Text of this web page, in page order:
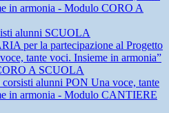
in armonia - Modulo CORO A
alunni SCUOLA
per la partecipazione al Progetto
tante voci. Insieme in armonia”
A SCUOLA
corsisti alunni PON Una voce, tante
in armonia - Modulo CANTIERE